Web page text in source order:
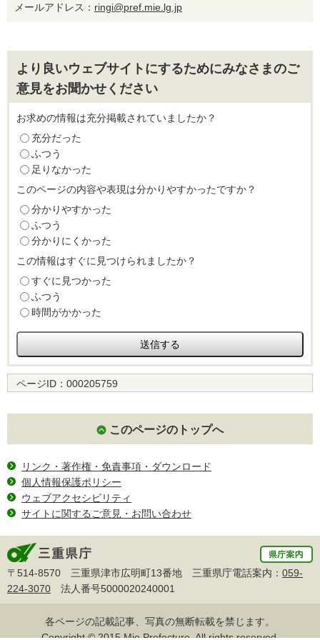
メールアドレス： ringi@pref.mie.lg.jp
より良いウェブサイトにするためにみなさまのご
意見をお聞かせください
お求めの情報は充分掲載されていましたか？
充分だった
ふつう
足りなかった
このページの内容や表現は分かりやすかったですか？
分かりやすかった
ふつう
分かりにくかった
この情報はすぐに見つけられましたか？
すぐに見つかった
ふつう
時間がかかった
ページID： 000205759
このページのトップへ
リンク・著作権・免責事項・ダウンロード
個人情報保護ポリシー
ウェブアクセシビリティ
サイトに関するご意見・お問い合わせ
〒514-8570 三重県津市広明町13番地 三重県庁電話案内： 059-
224-3070 法人番号5000020240001
各ページの記載記事、写真の無断転載を禁じます。
Copyright © 2015 Mie Prefecture, All rights reserved.